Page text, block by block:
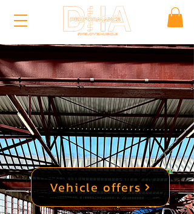
Vehicle offers